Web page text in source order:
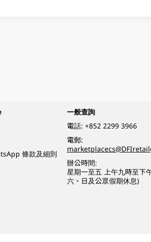
條款及細則
一般查詢
電話: +852 2299 3966
電郵:
辦公時間:
星期一至五 上午九時至下
六、日及公眾假期休息)